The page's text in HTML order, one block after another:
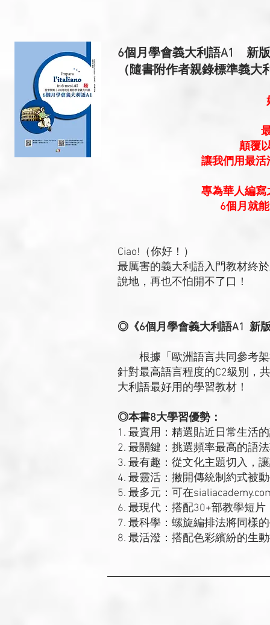
6個月學會義大利語A1 新版
（隨書附作者親錄標準義大
顛覆
讓我們用最活
專為華人編寫
6個月就
Ciao!（你好！）
最厲害的義大利語入門教材終
說地，再也不怕開不了口！
◎《6個月學會義大利語A1 新
根據「歐洲語言共同參考架
針對最高語言程度的C2級別，
大利語最好用的學習教材！
◎本書8大學習優勢：
1. 最實用：精選貼近日常生活
2. 最關鍵：挑選頻率最高的語
3. 最有趣：從文化主題切入，
4. 最靈活：撇開傳統制約式被
5. 最多元：可在
6. 最現代：搭配30+部教學短片
7. 最科學：螺旋編排法將同樣
8. 最活潑：搭配色彩繽紛的生